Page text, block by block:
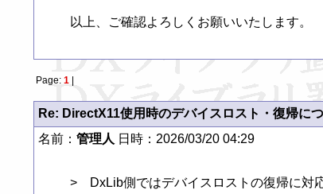
以上、ご確認よろしくお願いいたします。
Page: 1|
Re: DirectX11使用時のデバイスロスト・復帰に
名前： 管理人 日時：2026/03/20 04:29
>　DxLib側ではデバイスロストの復帰に対